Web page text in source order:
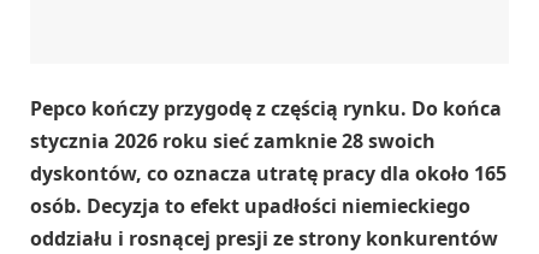
Pepco kończy przygodę z częścią rynku. Do końca
stycznia 2026 roku sieć zamknie 28 swoich
dyskontów, co oznacza utratę pracy dla około 165
osób. Decyzja to efekt upadłości niemieckiego
oddziału i rosnącej presji ze strony konkurentów